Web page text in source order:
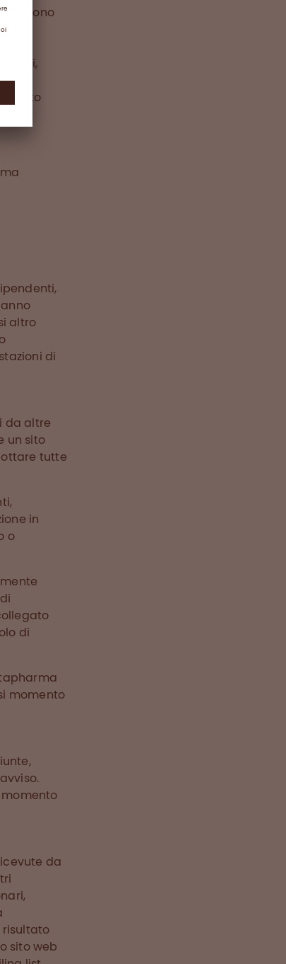
fatto
altro
di
da altre
un sito
tutte
in
o
di
momento
da
sito web